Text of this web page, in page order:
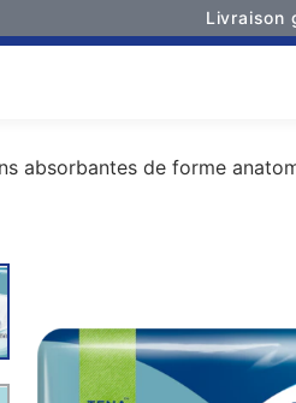
Livraison
absorbantes de forme